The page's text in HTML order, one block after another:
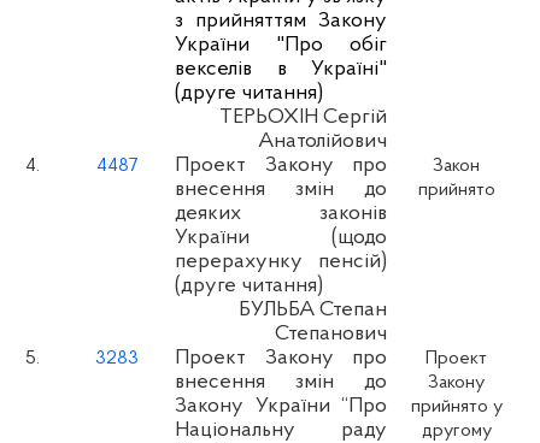
з прийняттям Закону
України "Про обіг
векселів в Україні"
(друге читання)
ТЕРЬОХІН Сергій
Анатолійович
4. 4487
Проект Закону про
внесення змін до
деяких законів
України (щодо
перерахунку пенсій)
(друге читання)
БУЛЬБА Степан
Степанович
Закон
прийнято
5. 3283
Проект Закону про
внесення змін до
Закону України “Про
Національну раду
Проект
Закону
прийнято у
другому